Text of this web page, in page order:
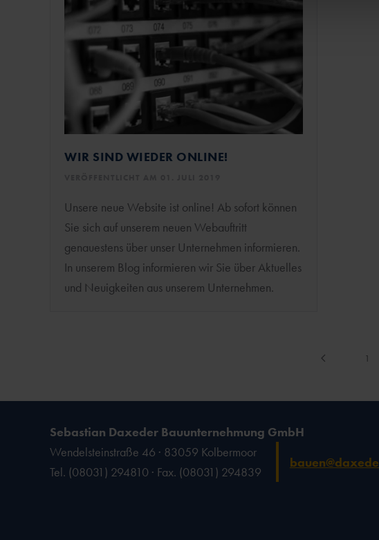
WIR SIND WIEDER ONLINE!
Unsere neue Website ist online! Ab sofort können
Sie sich auf unserem neuen Webauftritt
genauestens über unser Unternehmen informieren.
In unserem Blog informieren wir Sie über Aktuelles
und Neuigkeiten aus unserem Unternehmen.
1
Sebastian Daxeder Bauunternehmung GmbH
Wendelsteinstraße 46 · 83059 Kolbermoor
Tel. (08031) 294810 · Fax. (08031) 294839